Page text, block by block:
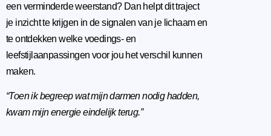
een verminderde weerstand? Dan helpt dit traject
je inzicht te krijgen in de signalen van je lichaam en
te ontdekken welke voedings- en
leefstijlaanpassingen voor jou het verschil kunnen
maken.
“Toen ik begreep wat mijn darmen nodig hadden,
kwam mijn energie eindelijk terug.”